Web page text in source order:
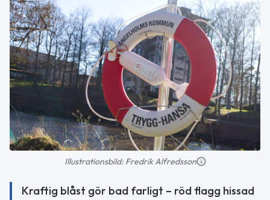
Illustrationsbild: Fredrik Alfredsson
Kraftig blåst gör bad farligt – röd flagg hissad